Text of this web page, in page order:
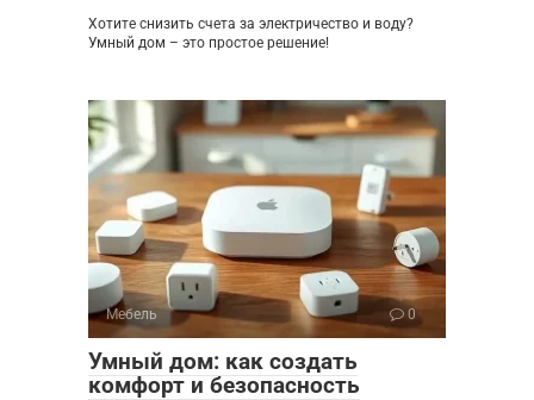
Хотите снизить счета за электричество и воду?
Умный дом – это простое решение!
Мебель 0
Умный дом: как создать
комфорт и безопасность